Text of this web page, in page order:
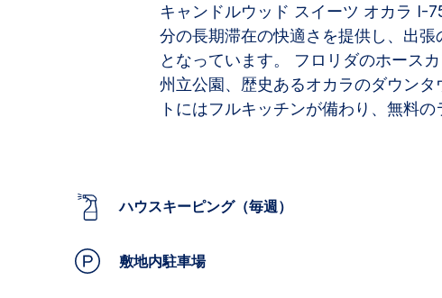
キャンドルウッド スイーツ オカラ I-
分の長期滞在の快適さを提供し、出
となっています。
フロリダのホース
州立公園、歴史あるオカラのダウンタ
トにはフルキッチンが備わり、無料
ハウスキーピング（毎週）
敷地内駐車場